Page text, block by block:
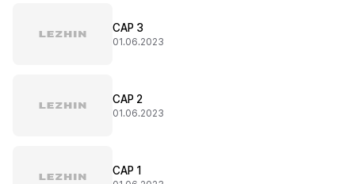
CAP 3
01.06.2023
CAP 2
01.06.2023
CAP 1